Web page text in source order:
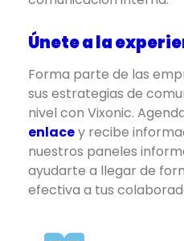
Únete a la
Forma parte de las
sus estrategias de
nivel con Vixonic.
enlacey recibe
nuestros paneles
ayudarte a llegar de
efectiva a tus